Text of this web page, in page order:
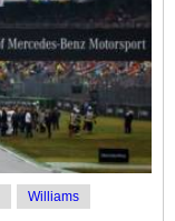
Williams